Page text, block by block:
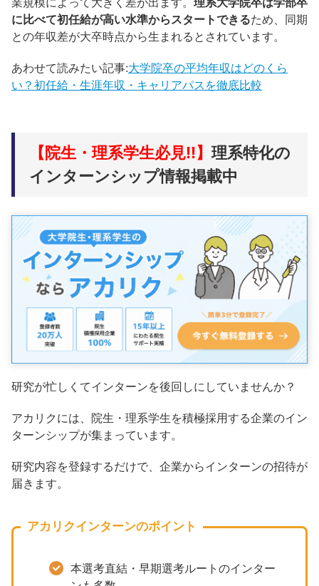
に比べて初任給が高い水準からスタートできるため、同期
との年収差が大卒時点から生まれるとされています。
あわせて読みたい記事:大学院卒の平均年収はどのくら
い？初任給・生涯年収・キャリアパスを徹底比較
【院生・理系学生必見!!】 理系特化の
インターンシップ情報掲載中
研究が忙しくてインターンを後回しにしていませんか？
アカリクには、院生・理系学生を積極採用する企業のイン
ターンシップが集まっています。
研究内容を登録するだけで、企業からインターンの招待が
届きます。
アカリクインターンのポイント
本選考直結・早期選考ルートのインター